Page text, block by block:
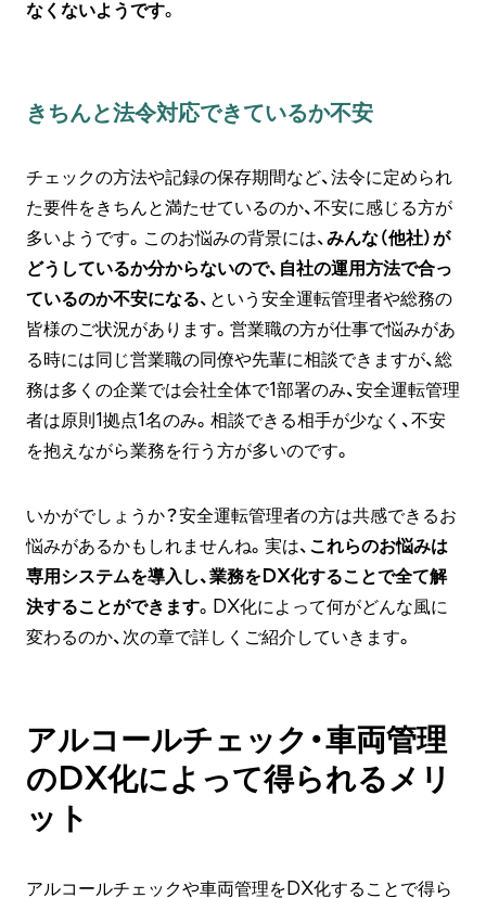
なくないようです。
きちんと法令対応できているか不安
チェックの方法や記録の保存期間など、法令に定められ
た要件をきちんと満たせているのか、不安に感じる方が
多いようです。このお悩みの背景には、 みんな（他社）が
どうしているか分からないので、自社の運用方法で合っ
ているのか不安になる、という安全運転管理者や総務の
皆様のご状況があります。営業職の方が仕事で悩みがあ
る時には同じ営業職の同僚や先輩に相談できますが、総
務は多くの企業では会社全体で1部署のみ、安全運転管理
者は原則1拠点1名のみ。相談できる相手が少なく、不安
を抱えながら業務を行う方が多いのです。
いかがでしょうか？安全運転管理者の方は共感できるお
悩みがあるかもしれませんね。実は、 これらのお悩みは
専用システムを導入し、業務をDX化することで全て解
決することができます。DX化によって何がどんな風に
変わるのか、次の章で詳しくご紹介していきます。
アルコールチェック・車両管理
のDX化によって得られるメリ
ット
アルコールチェックや車両管理をDX化することで得ら